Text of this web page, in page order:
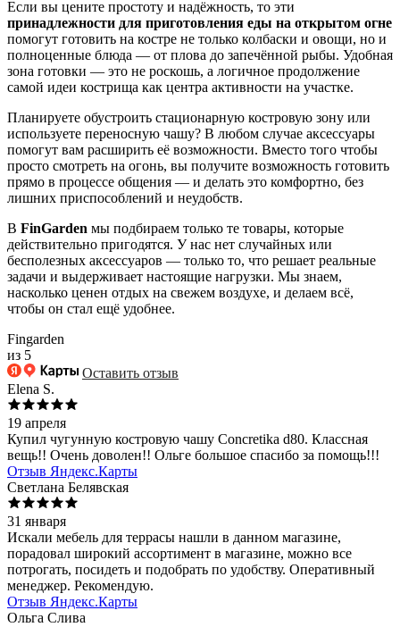
Если вы цените простоту и надёжность, то эти
принадлежности для приготовления еды на открытом огне
помогут готовить на костре не только колбаски и овощи, но и
полноценные блюда — от плова до запечённой рыбы. Удобная
зона готовки — это не роскошь, а логичное продолжение
самой идеи кострища как центра активности на участке.
Планируете обустроить стационарную костровую зону или
используете переносную чашу? В любом случае аксессуары
помогут вам расширить её возможности. Вместо того чтобы
просто смотреть на огонь, вы получите возможность готовить
прямо в процессе общения — и делать это комфортно, без
лишних приспособлений и неудобств.
В FinGarden мы подбираем только те товары, которые
действительно пригодятся. У нас нет случайных или
бесполезных аксессуаров — только то, что решает реальные
задачи и выдерживает настоящие нагрузки. Мы знаем,
насколько ценен отдых на свежем воздухе, и делаем всё,
чтобы он стал ещё удобнее.
Fingarden
из 5
Оставить отзыв
Elena S.
19 апреля
Купил чугунную костровую чашу Concretika d80. Классная
вещь!! Очень доволен!! Ольге большое спасибо за помощь!!!
Отзыв Яндекс.Карты
Светлана Белявская
31 января
Искали мебель для террасы нашли в данном магазине,
порадовал широкий ассортимент в магазине, можно все
потрогать, посидеть и подобрать по удобству. Оперативный
менеджер. Рекомендую.
Отзыв Яндекс.Карты
Ольга Слива